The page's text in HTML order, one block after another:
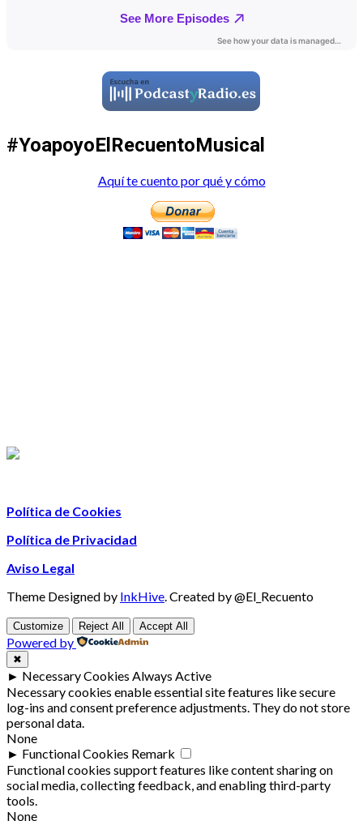
#YoapoyoElRecuentoMusical
Aquí te cuento por qué y cómo
Política de Cookies
Política de Privacidad
Aviso Legal
Theme Designed by InkHive Created by @El_Recuento
Customize Reject All Accept All
Powered by
✖
► Necessary Cookies Always Active
Necessary cookies enable essential site features like secure
log-ins and consent preference adjustments. They do not store
personal data.
None
► Functional Cookies Remark
Functional cookies support features like content sharing on
social media, collecting feedback, and enabling third-party
tools.
None